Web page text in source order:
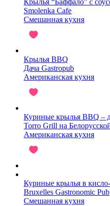
Smolenka Cafe
Смешанная кухня
Крылья BBQ
Дача Gastropub
Американская кухня
Куриные крылья BBQ –
Torro Grill на
Американская кухня
Куриные крылья в
Bruxelles Gastronomic Pub
Смешанная кухня